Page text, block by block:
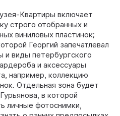
Квартиры включает
строго отобранных и
виниловых пластинок;
Георгий запечатлевал
и виды петербургского
и аксессуары
например, коллекцию
Отдельная зона будет
в которой
личные фотоснимки,